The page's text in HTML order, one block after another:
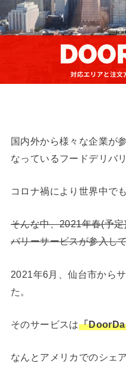
国内外から様々な企業が
なっているフードデリバ
コロナ禍により世界中で
そんな中、2021年春(予
バリーサービスが参入し
2021年6月、仙台市から
た。
そのサービスは「
なんとアメリカでのシェ